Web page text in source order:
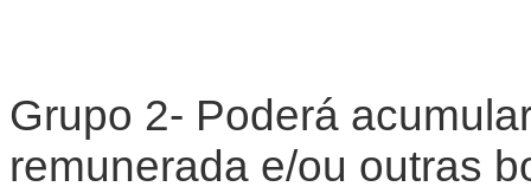
Grupo 2- Poderá
remunerada e/ou outras